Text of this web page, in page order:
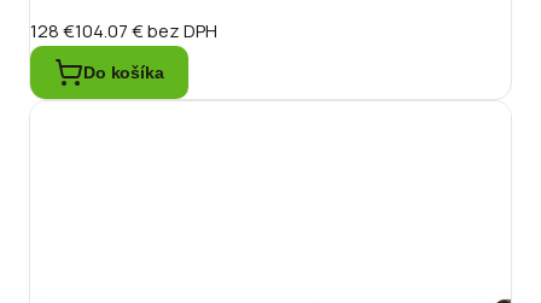
128 €104.07 €bez DPH
Do košíka